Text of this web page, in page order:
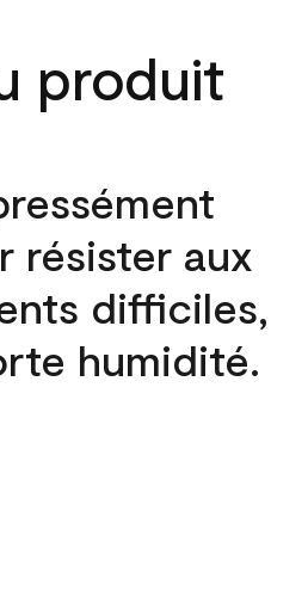
produit
résister aux
difficiles,
humidité.